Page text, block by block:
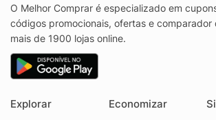
O Melhor Comprar é especializado em
códigos promocionais, ofertas e comparador
mais de 1900 lojas online.
Explorar Economizar